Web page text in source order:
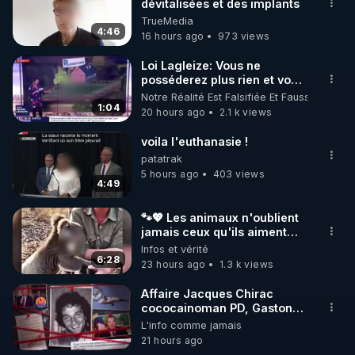
🌱 INSTAGRAM
https://www.instagram.com/rdlr_thierrycasasnovas/
http://rgnr.li/instagram
🌱 LA NEWSLETTER
Pour ne pas rater l’actualité RGNR (stages,
http://rgnr.li/news
🌱 VIDÉOS NON CENSURÉES SUR ODYSEE
Toutes les vidéos Youtube sont aussi sur la
http://rgnr.li/odysee
🌱 LES STAGES EN PRÉSENTIEL
http://rgnr.li/stages
4:46
dévitalisées et des implants
TrueMedia
16 hours ago
973 views
1:04
Loi Lagleize: Vous ne
posséderez plus rien et vous
serez heureux !
Notre Réalité Est Falsifiée Et Fausse
20 hours ago
2.1 k views
4:49
voila l'euthanasie !
patatrak
5 hours ago
403 views
6:28
🐾💖 Les animaux n'oublient
jamais ceux qu'ils aiment…
🥹❤️
Infos et vérité
23 hours ago
1.3 k views
Affaire Jacques Chirac
cococainoman PD, Gaston
Flosse IDEM, les barbouses,
mort du journaliste Jean-
Pascal Couraud dit JPK par
L'info comme jamais
21 hours ago